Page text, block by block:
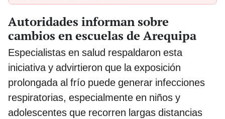
Autoridades informan sobre
cambios en escuelas de Arequipa
Especialistas en salud respaldaron esta
iniciativa y advirtieron que la exposición
prolongada al frío puede generar infecciones
respiratorias, especialmente en niños y
adolescentes que recorren largas distancias